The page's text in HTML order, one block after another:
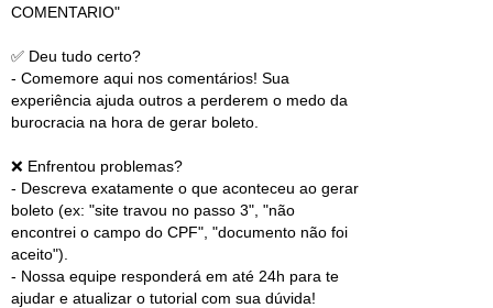
COMENTARIO"
✅ Deu tudo certo?
- Comemore aqui nos comentários! Sua
experiência ajuda outros a perderem o medo da
burocracia na hora de gerar boleto.
❌ Enfrentou problemas?
- Descreva exatamente o que aconteceu ao gerar
boleto (ex: "site travou no passo 3", "não
encontrei o campo do CPF", "documento não foi
aceito").
- Nossa equipe responderá em até 24h para te
ajudar e atualizar o tutorial com sua dúvida!